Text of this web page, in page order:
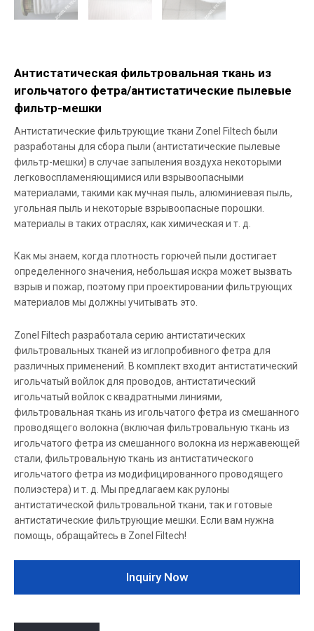
Антистатическая фильтровальная ткань из
игольчатого фетра/антистатические пылевые
фильтр-мешки
Антистатические фильтрующие ткани Zonel Filtech были
разработаны для сбора пыли (антистатические пылевые
фильтр-мешки) в случае запыления воздуха некоторыми
легковоспламеняющимися или взрывоопасными
материалами, такими как мучная пыль, алюминиевая пыль,
угольная пыль и некоторые взрывоопасные порошки.
материалы в таких отраслях, как химическая и т. д.
Как мы знаем, когда плотность горючей пыли достигает
определенного значения, небольшая искра может вызвать
взрыв и пожар, поэтому при проектировании фильтрующих
материалов мы должны учитывать это.
Zonel Filtech разработала серию антистатических
фильтровальных тканей из иглопробивного фетра для
различных применений. В комплект входит антистатический
игольчатый войлок для проводов, антистатический
игольчатый войлок с квадратными линиями,
фильтровальная ткань из игольчатого фетра из смешанного
проводящего волокна (включая фильтровальную ткань из
игольчатого фетра из смешанного волокна из нержавеющей
стали, фильтровальную ткань из антистатического
игольчатого фетра из модифицированного проводящего
полиэстера) и т. д. Мы предлагаем как рулоны
антистатической фильтровальной ткани, так и готовые
антистатические фильтрующие мешки. Если вам нужна
помощь, обращайтесь в Zonel Filtech!
Inquiry Now